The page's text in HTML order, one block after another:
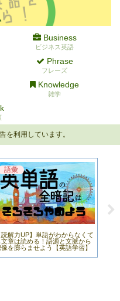
Business
ビジネス英語
Phrase
フレーズ
Knowledge
雑学
を利用しています。
語彙
読解力UP】単語がわからなくて
文章は読める！語源と文脈から
を膨らませよう【英語学習】